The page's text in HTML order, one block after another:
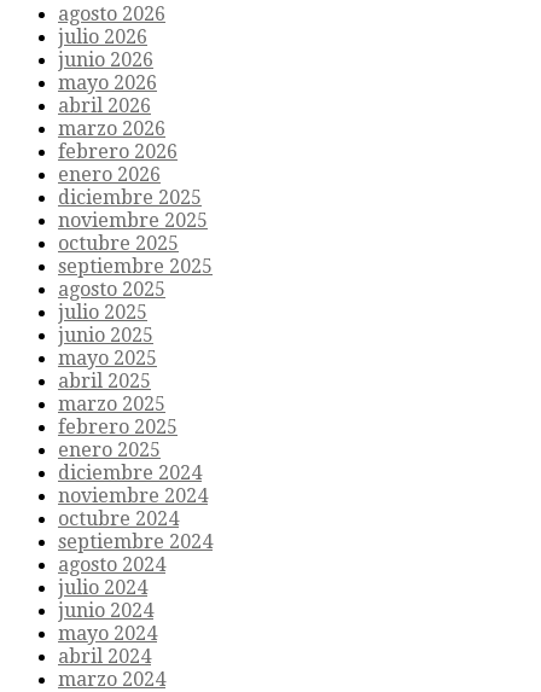
agosto 2026
julio 2026
junio 2026
mayo 2026
abril 2026
marzo 2026
febrero 2026
enero 2026
diciembre 2025
noviembre 2025
octubre 2025
septiembre 2025
agosto 2025
julio 2025
junio 2025
mayo 2025
abril 2025
marzo 2025
febrero 2025
enero 2025
diciembre 2024
noviembre 2024
octubre 2024
septiembre 2024
agosto 2024
julio 2024
junio 2024
mayo 2024
abril 2024
marzo 2024